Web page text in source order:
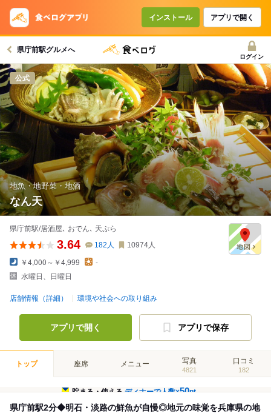
インストール アプリで開く
県庁前駅グルメへ
ログイン
公式
地魚・地野菜・地酒
なん天
県庁前駅/居酒屋､ おでん､ 天ぷら
3.64 182 人 10974人
￥4,000～￥4,999
-
水曜日、日曜日
店舗情報（詳細） 環境や社会への取り組み
アプリで開く アプリで保存
トップ 座席 メニュー 写真
4821
口コミ
182
貯まる・使えるディナーで人数×50pt
県庁前駅2分◆明石・淡路の鮮魚が自慢◎地元の味覚を兵庫県の地
コースで使えるクーポン
戻る
クーポンを利用せず予約する